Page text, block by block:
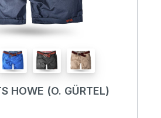
HOWE (O. GÜRTEL)